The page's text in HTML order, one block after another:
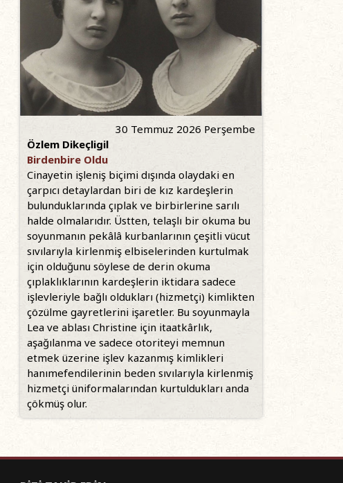
30 Temmuz 2026 Perşembe
Özlem Dikeçligil
Birdenbire Oldu
Cinayetin işleniş biçimi dışında olaydaki en
çarpıcı detaylardan biri de kız kardeşlerin
bulunduklarında çıplak ve birbirlerine sarılı
halde olmalarıdır. Üstten, telaşlı bir okuma bu
soyunmanın pekâlâ kurbanlarının çeşitli vücut
sıvılarıyla kirlenmiş elbiselerinden kurtulmak
için olduğunu söylese de derin okuma
çıplaklıklarının kardeşlerin iktidara sadece
işlevleriyle bağlı oldukları (hizmetçi) kimlikten
çözülme gayretlerini işaretler. Bu soyunmayla
Lea ve ablası Christine için itaatkârlık,
aşağılanma ve sadece otoriteyi memnun
etmek üzerine işlev kazanmış kimlikleri
hanımefendilerinin beden sıvılarıyla kirlenmiş
hizmetçi üniformalarından kurtuldukları anda
çökmüş olur.